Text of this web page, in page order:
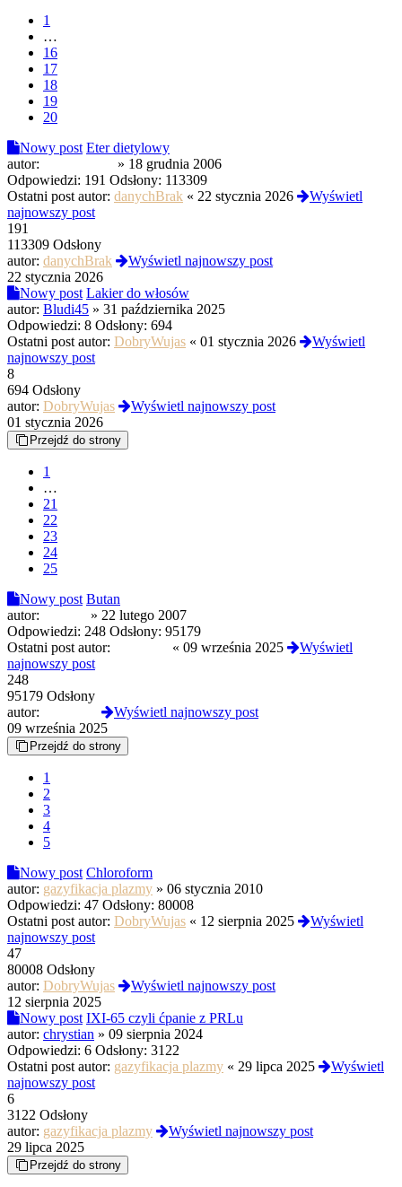
1
…
16
17
18
19
20
Nowy post Eter dietylowy
autor:
» 18 grudnia 2006
Odpowiedzi: 191 Odsłony: 113309
Ostatni post autor: danychBrak « 22 stycznia 2026
Wyświetl
najnowszy post
191
113309 Odsłony
autor: danychBrak
Wyświetl najnowszy post
22 stycznia 2026
Nowy post Lakier do włosów
autor: Bludi45 » 31 października 2025
Odpowiedzi: 8 Odsłony: 694
Ostatni post autor: DobryWujas « 01 stycznia 2026
Wyświetl
najnowszy post
8
694 Odsłony
autor: DobryWujas
Wyświetl najnowszy post
01 stycznia 2026
Przejdź do strony
1
…
21
22
23
24
25
Nowy post Butan
autor:
» 22 lutego 2007
Odpowiedzi: 248 Odsłony: 95179
Ostatni post autor:
« 09 września 2025
Wyświetl
najnowszy post
248
95179 Odsłony
autor:
Wyświetl najnowszy post
09 września 2025
Przejdź do strony
1
2
3
4
5
Nowy post Chloroform
autor: gazyfikacja plazmy » 06 stycznia 2010
Odpowiedzi: 47 Odsłony: 80008
Ostatni post autor: DobryWujas « 12 sierpnia 2025
Wyświetl
najnowszy post
47
80008 Odsłony
autor: DobryWujas
Wyświetl najnowszy post
12 sierpnia 2025
Nowy post IXI-65 czyli ćpanie z PRLu
autor: chrystian » 09 sierpnia 2024
Odpowiedzi: 6 Odsłony: 3122
Ostatni post autor: gazyfikacja plazmy « 29 lipca 2025
Wyświetl
najnowszy post
6
3122 Odsłony
autor: gazyfikacja plazmy
Wyświetl najnowszy post
29 lipca 2025
Przejdź do strony